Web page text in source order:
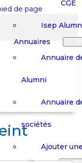
de page
site
CGE
Isep
Annuaires
Annuaire
Alumni
Annuaire
sociétés
Ajouter